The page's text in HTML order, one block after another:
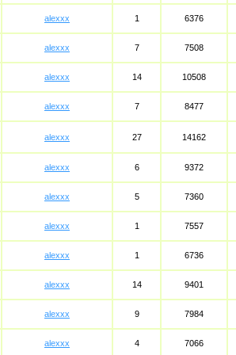
alexxx 1 6376
alexxx 7 7508
alexxx 14 10508
alexxx 7 8477
alexxx 27 14162
alexxx 6 9372
alexxx 5 7360
alexxx 1 7557
alexxx 1 6736
alexxx 14 9401
alexxx 9 7984
alexxx 4 7066